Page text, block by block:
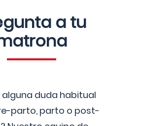
a tu
alguna duda habitual
parto, parto o post-